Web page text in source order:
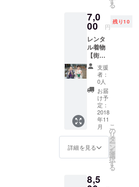
のオー
ナー
に画作
家とし
て活躍
中。 辛
く、厳
しかっ
た半生
の経験
を糧に
生み出
された
心打つ
セージ
とユー
絵が共
和47年4
月 ◎住
みか 山
口県下
関在住
1972年
山口県
防府市
生ま
れ。 現
在 下関
市長府
の功山
寺近く
にある
オリジ
ナル商
の家」
かりま
せん。
その時
に届い
たモノ
があな
たへの
メッ
セージ
です。
しの武
Shinob
u ◎生
まれ 昭
和47年4
月 ◎住
みか 山
山口県
る
7,0
00 円
残り10
レンタ
ル着物
【街
着】＋
着付け
可愛い
街着の
着物を
レンタ
ル。着
付はも
ちろ
ん！草
履もつ
いたフ
ルセッ
タル。
支援
者：
0人
お届
け予
定：
2018
年11
月
詳細を見る
こ
の
リ
タ
ー
ン
を
選
択
す
る
8,5